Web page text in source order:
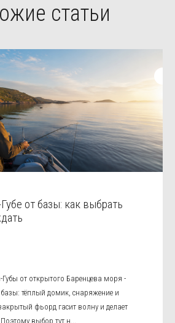
статьи
от базы: как выбрать
Губы от открытого Баренцева моря -
тёплый домик, снаряжение и
фьорд гасит волну и делает
выбор тут н...